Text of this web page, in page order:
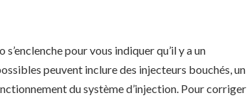
pour vous indiquer qu’il y a un
peuvent inclure des injecteurs bouchés, un
du système d’injection. Pour corriger